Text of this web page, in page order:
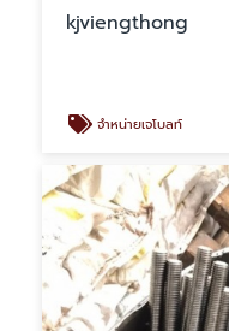
kjviengthong
จำหน่ายเจโบลท์